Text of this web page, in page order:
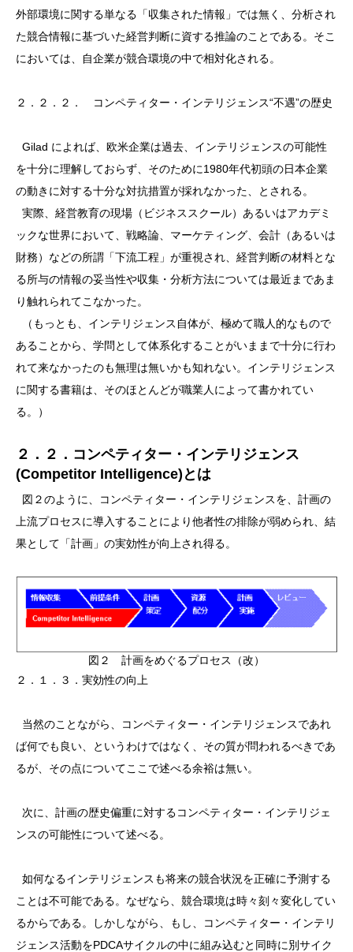
外部環境に関する単なる「収集された情報」では無く、分析され
た競合情報に基づいた経営判断に資する推論のことである。そこ
においては、自企業が競合環境の中で相対化される。
２．２．２． コンペティター・インテリジェンス“不遇”の歴史
Gilad によれば、欧米企業は過去、インテリジェンスの可能性
を十分に理解しておらず、そのために1980年代初頭の日本企業
の動きに対する十分な対抗措置が採れなかった、とされる。
実際、経営教育の現場（ビジネススクール）あるいはアカデミ
ックな世界において、戦略論、マーケティング、会計（あるいは
財務）などの所謂「下流工程」が重視され、経営判断の材料とな
る所与の情報の妥当性や収集・分析方法については最近まであま
り触れられてこなかった。
（もっとも、インテリジェンス自体が、極めて職人的なもので
あることから、学問として体系化することがいままで十分に行わ
れて来なかったのも無理は無いかも知れない。インテリジェンス
に関する書籍は、そのほとんどが職業人によって書かれてい
る。）
２．２．コンペティター・インテリジェンス
(Competitor Intelligence)とは
図２のように、コンペティター・インテリジェンスを、計画の
上流プロセスに導入することにより他者性の排除が弱められ、結
果として「計画」の実効性が向上され得る。
図２ 計画をめぐるプロセス（改）
２．１．３．実効性の向上
当然のことながら、コンペティター・インテリジェンスであれ
ば何でも良い、というわけではなく、その質が問われるべきであ
るが、その点についてここで述べる余裕は無い。
次に、計画の歴史偏重に対するコンペティター・インテリジェ
ンスの可能性について述べる。
如何なるインテリジェンスも将来の競合状況を正確に予測する
ことは不可能である。なぜなら、競合環境は時々刻々変化してい
るからである。しかしながら、もし、コンペティター・インテリ
ジェンス活動をPDCAサイクルの中に組み込むと同時に別サイク